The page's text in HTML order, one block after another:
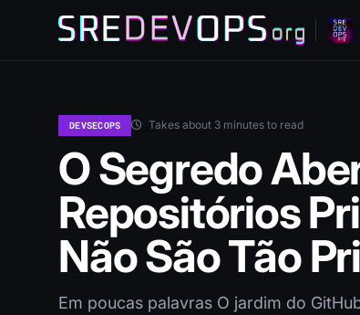
DEVSECOPS Takes about 3 minutes to read
O Segredo
Repositórios
Não São Tão
Em poucas palavras O jardim do